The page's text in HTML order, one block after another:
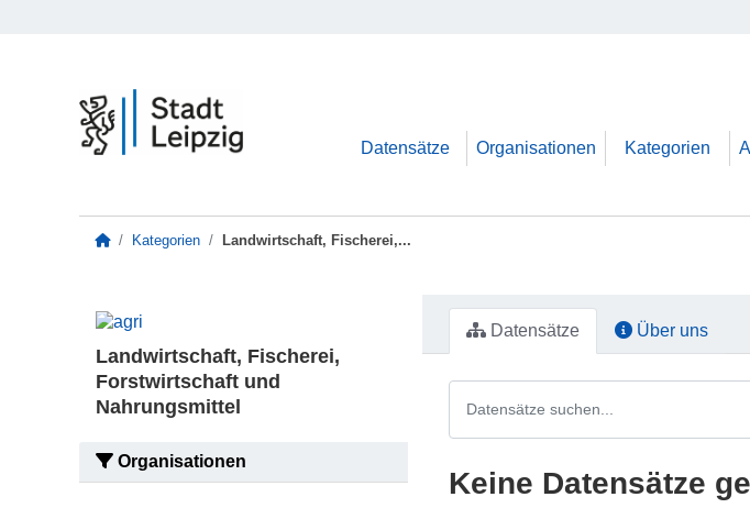
Datensätze Organisationen Kategorien
Kategorien Landwirtschaft, Fischerei,...
Landwirtschaft, Fischerei,
Forstwirtschaft und
Nahrungsmittel
Organisationen
Datensätze Über uns
Keine Datensätze